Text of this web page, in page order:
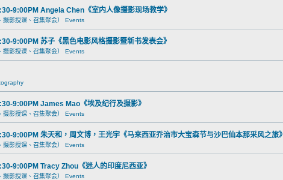
9:00PM Angela Chen《室内人像摄影现场教学》
摄影授课、召集聚会） Events
9:00PM 苏子《黑色电影风格摄影暨新书发表会》
摄影授课、召集聚会） Events
9:00PM James Mao《埃及纪行及摄影》
摄影授课、召集聚会） Events
9:00PM 朱天和，周文博，王光宇《马来西亚乔治市大宝森节与沙巴仙本那采风之旅》
摄影授课、召集聚会） Events
9:00PM Tracy Zhou《迷人的印度尼西亚》
摄影授课、召集聚会） Events